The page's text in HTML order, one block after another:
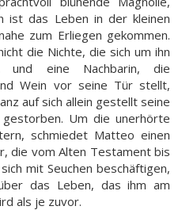
ist das Leben in der kleinen
zum Erliegen gekommen.
die Nichte, die sich um ihn
und eine Nachbarin, die
Wein vor seine Tür stellt,
auf sich allein gestellt seine
Um die unerhörte
schmiedet Matteo einen
die vom Alten Testament bis
mit Seuchen beschäftigen,
das Leben, das ihm am
als je zuvor.